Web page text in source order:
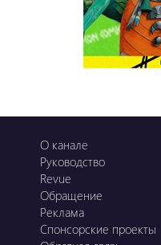
О канале
Руководство
Revue
Обращение
Реклама
Спонсорские проекты